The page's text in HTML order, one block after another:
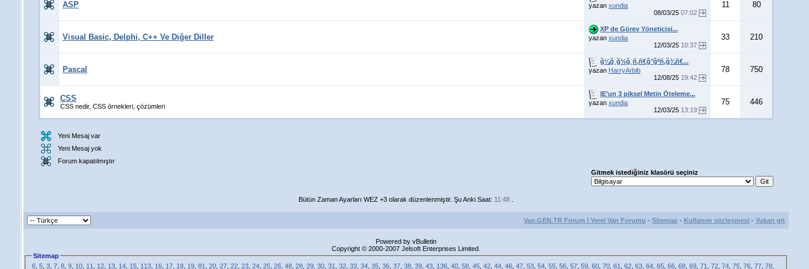
ASP
yazan xundia
08/03/25 07:02
11 80
Visual Basic, Delphi, C++ Ve Diğer Diller
XP de Görev Yöneticisi...
yazan xundia
12/03/25 10:37
33 210
Pascal
ğ¼ğ¸ğ½ğ¸ñ‚ñ€ğ°ğºñ‚ğ¾ñ€...
yazan HarryArbib
12/08/25 19:42
78 750
CSS
CSS nedir, CSS örnekleri, çözümleri
IE’un 3 piksel Metin Öteleme...
yazan xundia
12/03/25 13:19
75 446
Yeni Mesaj var
Yeni Mesaj yok
Forum kapatılmıştır
Gitmek istediğiniz klasörü seçiniz
Bütün Zaman Ayarları WEZ +3 olarak düzenlenmiştir. Şu Anki Saat: 11:48
Van.GEN.TR Forum | Yerel Van Forumu - Sitemap - Kullanım sözleşmesi - Yukarı git
Powered by vBulletin
Copyright © 2000-2007 Jelsoft Enterprises Limited.
Sitemap
6 5 3 7 8 9 10 11 12 13 14 15 113 16 17 18 19 81 20 27 22 23 24 25 26 48 28 29 30 31 32 33 34 35 36 37 38 39 43 136 40 58 45 42 44 46 47 53 54 55 56 57 59 60 70 61 62 63 64 65 66 68 69 71 72 74 75 76 77 78